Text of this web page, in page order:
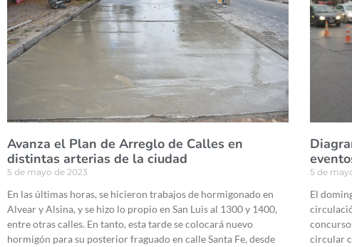
Avanza el Plan de Arreglo de Calles en
distintas arterias de la ciudad
5 de mayo de 2023
En las últimas horas, se hicieron trabajos de hormigonado en
Alvear y Alsina, y se hizo lo propio en San Luis al 1300 y 1400,
entre otras calles. En tanto, esta tarde se colocará nuevo
hormigón para su posterior fraguado en calle Santa Fe, desde
5 de
El
circular